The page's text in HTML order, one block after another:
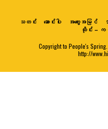
သတင်း ဆောင်းပါး အတွေးအမြင်
ထိုင်း – ကမ္
Copyright to People's
http://